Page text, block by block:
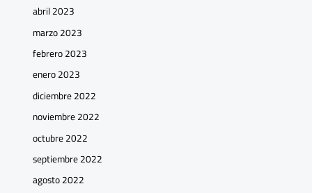
abril 2023
marzo 2023
febrero 2023
enero 2023
diciembre 2022
noviembre 2022
octubre 2022
septiembre 2022
agosto 2022